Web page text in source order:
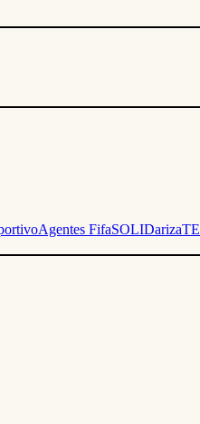
Agentes FifaSOLIDarizaTE